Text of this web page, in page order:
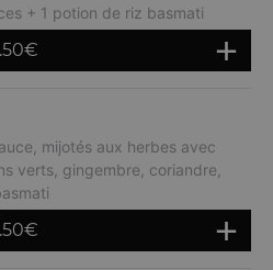
+ 1 potion de riz basmati
€
mijotés aux herbes avec
verts, gingembre, coriandre,
€